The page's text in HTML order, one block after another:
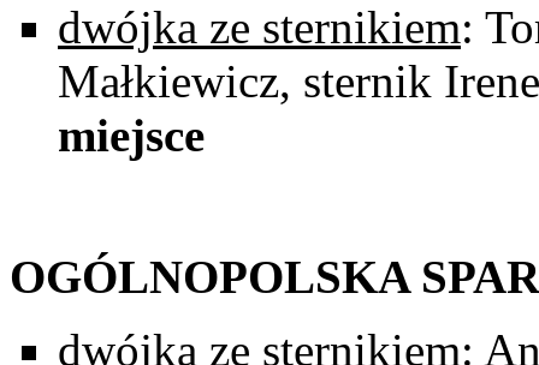
dwójka ze sternikiem:
Małkiewicz, sternik
miejsce
OGÓLNOPOLSKA
dwójka ze sternikiem: